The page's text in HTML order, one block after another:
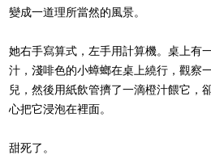
變成一道理所當然的風景。
她右手寫算式，左手用計算機。桌上有
汁，淺啡色的小蟑螂在桌上繞行，觀察
兒，然後用紙飲管擠了一滴橙汁餵它，
心把它浸泡在裡面。
甜死了。